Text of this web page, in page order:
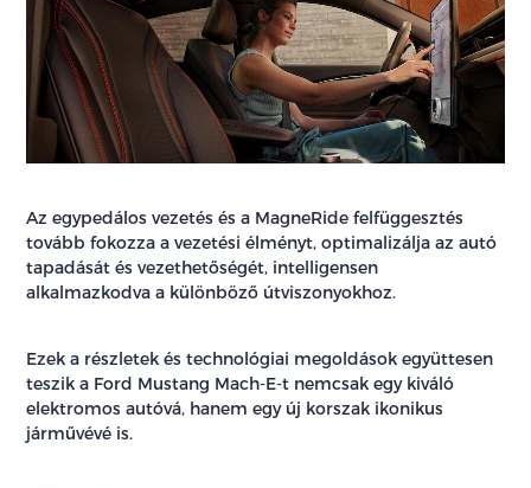
Az egypedálos vezetés és a MagneRide felfüggesztés
tovább fokozza a vezetési élményt, optimalizálja az autó
tapadását és vezethetőségét, intelligensen
alkalmazkodva a különböző útviszonyokhoz.
Ezek a részletek és technológiai megoldások együttesen
teszik a Ford Mustang Mach-E-t nemcsak egy kiváló
elektromos autóvá, hanem egy új korszak ikonikus
járművévé is.